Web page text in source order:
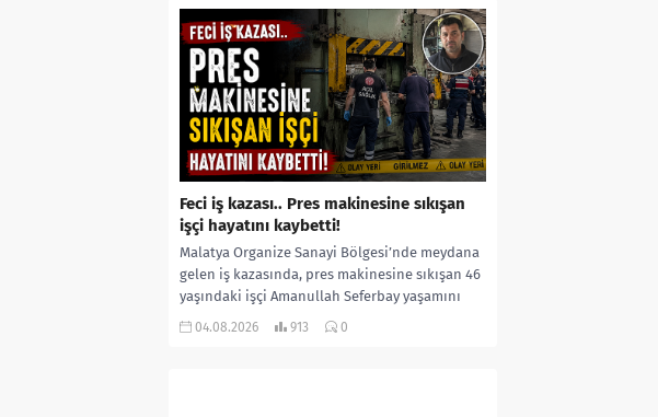
Feci iş kazası.. Pres makinesine sıkışan
işçi hayatını kaybetti!
Malatya Organize Sanayi Bölgesi’nde meydana
gelen iş kazasında, pres makinesine sıkışan 46
yaşındaki işçi Amanullah Seferbay yaşamını
yitirdi. Olayla ilgili...
04.08.2026 913 0